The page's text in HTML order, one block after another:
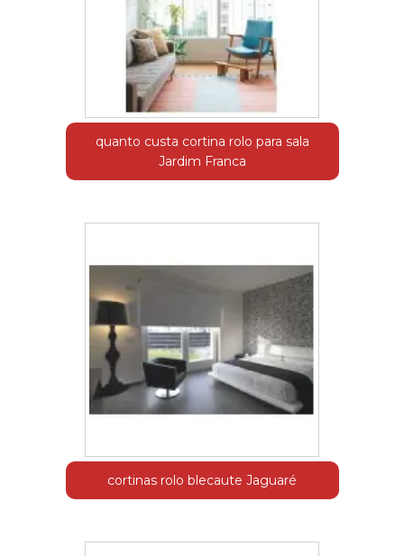
quanto custa cortina rolo para sala
Jardim Franca
cortinas rolo blecaute Jaguaré